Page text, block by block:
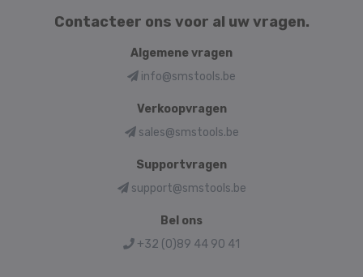
Contacteer ons voor al uw vragen.
Algemene vragen
info@smstools.be
Verkoopvragen
sales@smstools.be
Supportvragen
support@smstools.be
Bel ons
+32 (0)89 44 90 41